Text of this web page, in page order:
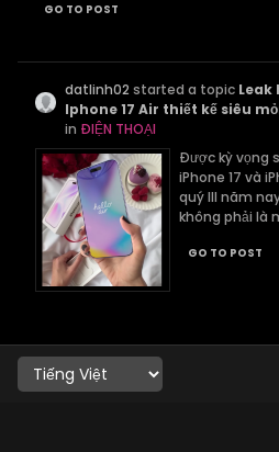
GO TO POST
datlinh02 started a topic Leak
Iphone 17 Air thiết kế siêu
in ĐIỆN THOẠI
Được kỳ vọng
iPhone 17 và
quý III năm
không phải là
GO TO POST